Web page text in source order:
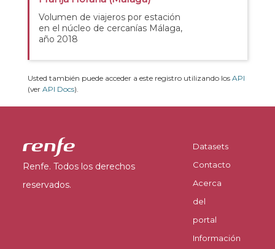
Volumen de viajeros por estación
en el núcleo de cercanías Málaga,
año 2018
Usted también puede acceder a este registro utilizando los API
(ver API Docs).
Renfe. Todos los derechos
reservados.
Datasets
Contacto
Acerca
del
portal
Información